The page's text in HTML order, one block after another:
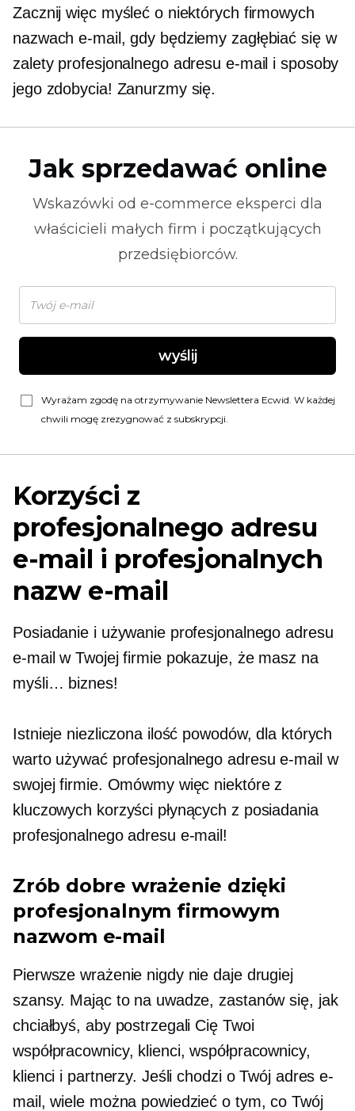
Zacznij więc myśleć o niektórych firmowych
nazwach e-mail, gdy będziemy zagłębiać się w
zalety profesjonalnego adresu e-mail i sposoby
jego zdobycia! Zanurzmy się.
Jak sprzedawać online
Wskazówki od e-commerce eksperci dla
właścicieli małych firm i początkujących
przedsiębiorców.
wyślij
Wyrażam zgodę na otrzymywanie Newslettera Ecwid. W każdej
chwili mogę zrezygnować z subskrypcji.
Korzyści z
profesjonalnego adresu
e-mail i profesjonalnych
nazw e-mail
Posiadanie i używanie profesjonalnego adresu
e-mail w Twojej firmie pokazuje, że masz na
myśli… biznes!
Istnieje niezliczona ilość powodów, dla których
warto używać profesjonalnego adresu e-mail w
swojej firmie. Omówmy więc niektóre z
kluczowych korzyści płynących z posiadania
profesjonalnego adresu e-mail!
Zrób dobre wrażenie dzięki
profesjonalnym firmowym
nazwom e-mail
Pierwsze wrażenie nigdy nie daje drugiej
szansy. Mając to na uwadze, zastanów się, jak
chciałbyś, aby postrzegali Cię Twoi
współpracownicy, klienci, współpracownicy,
klienci i partnerzy. Jeśli chodzi o Twój adres e-
mail, wiele można powiedzieć o tym, co Twój